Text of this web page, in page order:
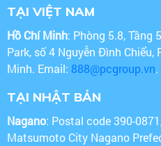
TẠI VIỆT NAM
Hồ Chí Minh: Phòng 5.8, Tầng
Park, số 4 Nguyễn Đình Chiểu,
Minh. Email: 888@pcgroup.vn
TẠI NHẬT BẢN
Nagano: Postal code 390-
Matsumoto City Nagano